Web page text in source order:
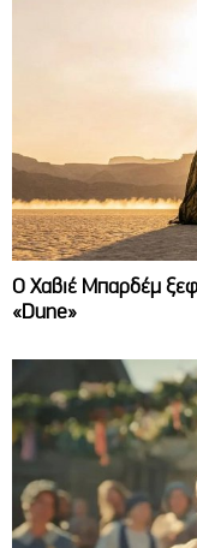
O Χαβιέ Μπαρδέμ
«Dune»